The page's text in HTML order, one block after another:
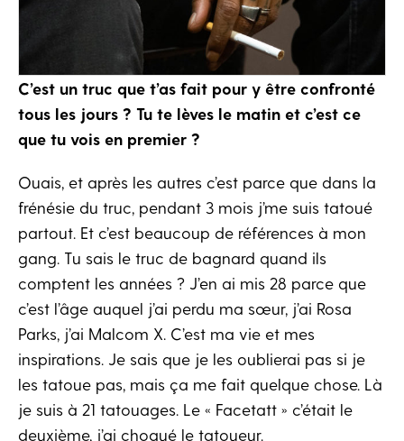
C’est un truc que t’as fait pour y être confronté
tous les jours ? Tu te lèves le matin et c’est ce
que tu vois en premier ?
Ouais, et après les autres c’est parce que dans la
frénésie du truc, pendant 3 mois j’me suis tatoué
partout. Et c’est beaucoup de références à mon
gang. Tu sais le truc de bagnard quand ils
comptent les années ? J’en ai mis 28 parce que
c’est l’âge auquel j’ai perdu ma sœur, j’ai Rosa
Parks, j’ai Malcom X. C’est ma vie et mes
inspirations. Je sais que je les oublierai pas si je
les tatoue pas, mais ça me fait quelque chose. Là
je suis à 21 tatouages. Le « Facetatt » c’était le
deuxième, j’ai choqué le tatoueur.